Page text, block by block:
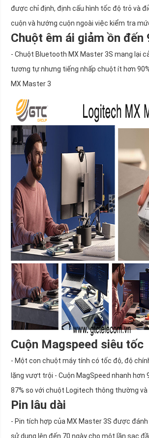
được chỉ định, định cấu hình tốc độ trỏ và
cuộn và hướng cuộn ngoài việc kiểm tra
Chuột êm ái giảm ồn đến
- Chuột Bluetooth MX Master 3S mang lại
tương tự nhưng tiếng nhấp chuột ít hơn
MX Master 3
Cuộn Magspeed siêu tốc
- Một con chuột máy tính có tốc độ, độ
lặng vượt trội - Cuộn MagSpeed nhanh hơn
87% so với chuột Logitech thông thường và
Pin lâu dài
- Pin tích hợp của MX Master 3S được
sử dụng lên đến 70 ngày cho một lần sạc